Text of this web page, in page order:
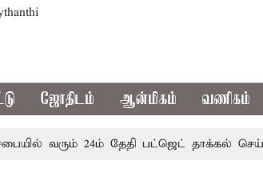
ஜோதிடம் ஆன்மிகம் வணிகம்
வரும் 24ம் தேதி பட்ஜெட் தாக்கல்